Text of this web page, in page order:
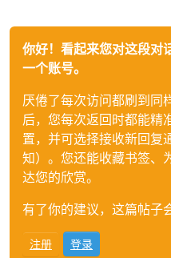
你好！看起来您对这段对
一个账号。
厌倦了每次访问都刷到同
后，您每次返回时都能精
置，并可选择接收新回复
知）。您还能收藏书签、
达您的欣赏。
有了你的建议，这篇帖子
注册 登录